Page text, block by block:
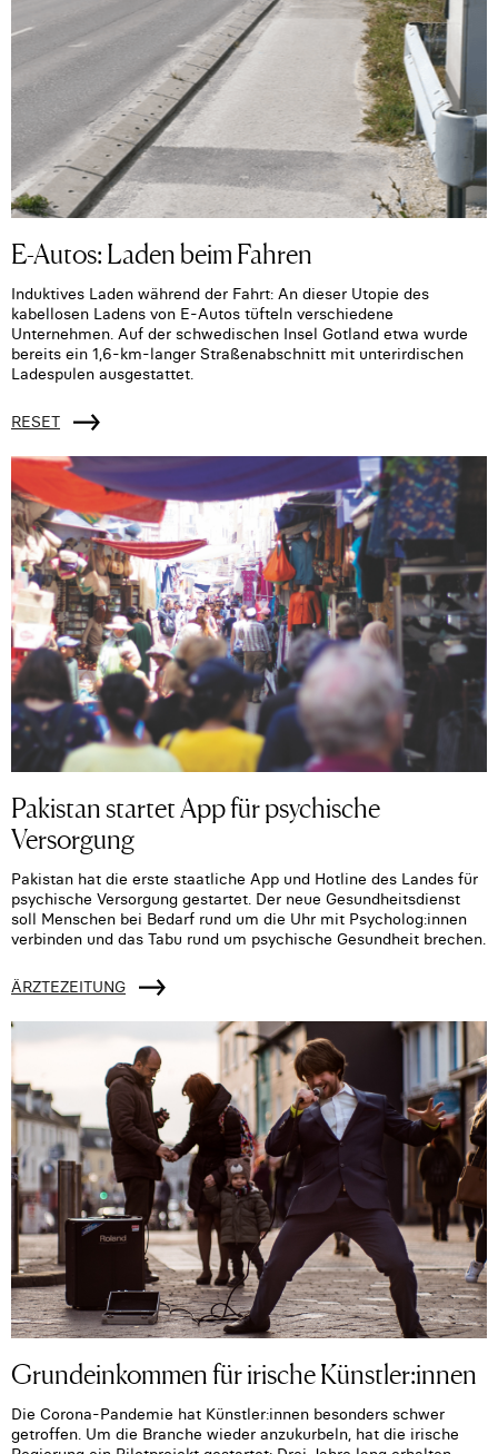
E-Autos: Laden beim Fahren
Induktives Laden während der Fahrt: An dieser Utopie des
kabellosen Ladens von E-Autos tüfteln verschiedene
Unternehmen. Auf der schwedischen Insel Gotland etwa wurde
bereits ein 1,6-km-langer Straßenabschnitt mit unterirdischen
Ladespulen ausgestattet.
RESET
Pakistan startet App für psychische
Versorgung
Pakistan hat die erste staatliche App und Hotline des Landes für
psychische Versorgung gestartet. Der neue Gesundheitsdienst
soll Menschen bei Bedarf rund um die Uhr mit Psycholog:innen
verbinden und das Tabu rund um psychische Gesundheit brechen.
ÄRZTEZEITUNG
Grundeinkommen für irische Künstler:innen
Die Corona-Pandemie hat Künstler:innen besonders schwer
getroffen. Um die Branche wieder anzukurbeln, hat die irische